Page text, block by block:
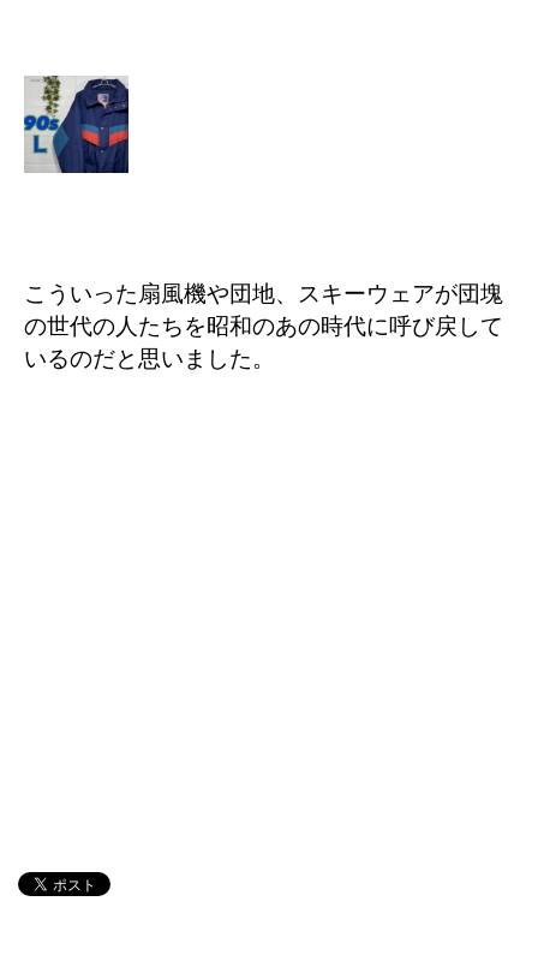
こういった扇風機や団地、スキーウェアが団塊
の世代の人たちを昭和のあの時代に呼び戻して
いるのだと思いました。